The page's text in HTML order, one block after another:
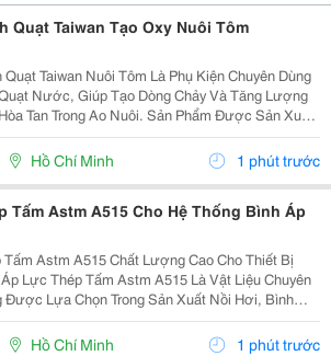
Quạt Taiwan Tạo Oxy Nuôi Tôm
Quạt Taiwan Nuôi Tôm Là Phụ Kiện Chuyên Dùng
Nước, Giúp Tạo Dòng Chảy Và Tăng Lượng
Tan Trong Ao Nuôi. Sản Phẩm Được Sản Xuất
Kỹ Thuật Bền Chắc, Chống Ăn Mòn, Chịu Va
Tốt Và Phù Hợp Với Môi Trường Nước Mặn, Nước
Hồ Chí Minh 1 phút trước
Tấm Astm A515 Cho Hệ Thống Bình Áp
Tấm Astm A515 Chất Lượng Cao Cho Thiết Bị
A515 Là Vật Liệu Chuyên
Được Lựa Chọn Trong Sản Xuất Nồi Hơi, Bình
Bồn Chứa Công Nghiệp Và Các Thiết Bị Làm
Ở Nhiệt Độ Cao. Với Khả Năng Chịu Áp Lực Tốt,
Hồ Chí Minh 1 phút trước